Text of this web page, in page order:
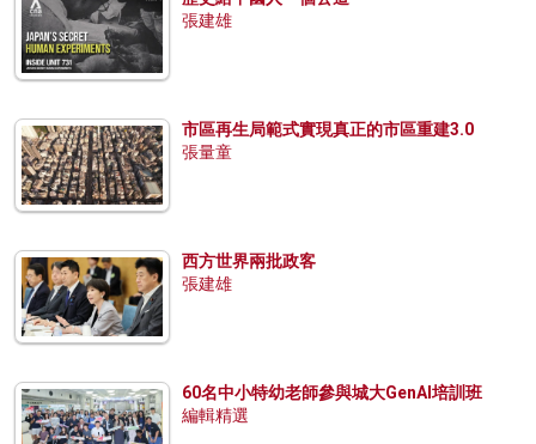
張建雄
市區再生局範式實現真正的市區重建3.0
張量童
西方世界兩批政客
張建雄
60名中小特幼老師參與城大GenAI培訓班
編輯精選